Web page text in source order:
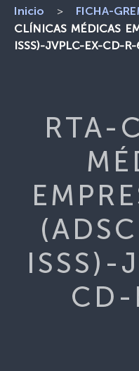
Inicio > FICHA-
CLÍNICAS MÉDICAS
ISSS)-JVPLC-EX-CD-
RTA-
ISSS)-